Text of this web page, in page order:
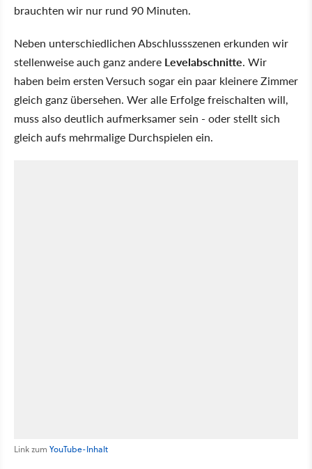
brauchten wir nur rund 90 Minuten.
Neben unterschiedlichen Abschlussszenen erkunden wir
stellenweise auch ganz andere Levelabschnitte. Wir
haben beim ersten Versuch sogar ein paar kleinere Zimmer
gleich ganz übersehen. Wer alle Erfolge freischalten will,
muss also deutlich aufmerksamer sein - oder stellt sich
gleich aufs mehrmalige Durchspielen ein.
Link zum YouTube-Inhalt